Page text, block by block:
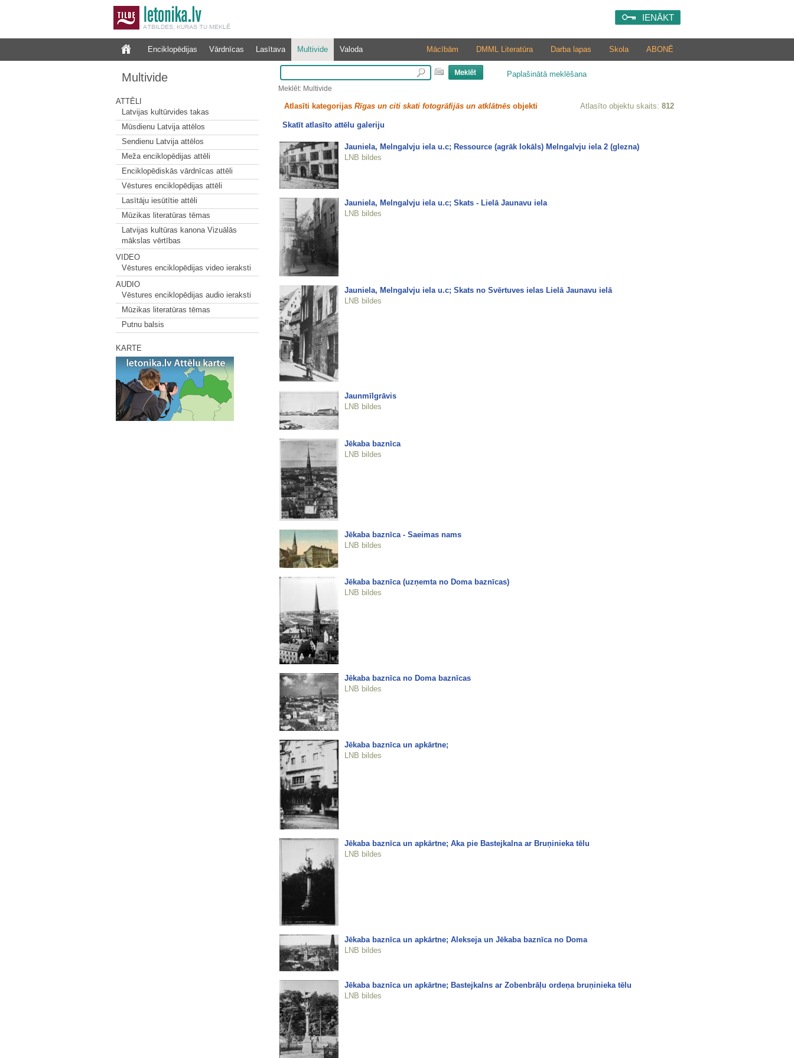
IENĀKT
Enciklopēdijas Vārdnīcas Lasītava Multivide Valoda ABONĒ
Skola
Darba lapas
DMML Literatūra
Mācībām
Multivide
ATTĒLI
Latvijas kultūrvides takas
Mūsdienu Latvija attēlos
Sendienu Latvija attēlos
Meža enciklopēdijas attēli
Enciklopēdiskās vārdnīcas attēli
Vēstures enciklopēdijas attēli
Lasītāju iesūtītie attēli
Mūzikas literatūras tēmas
Latvijas kultūras kanona Vizuālās
mākslas vērtības
VIDEO
Vēstures enciklopēdijas video ieraksti
AUDIO
Vēstures enciklopēdijas audio ieraksti
Mūzikas literatūras tēmas
Putnu balsis
KARTE
Paplašinātā meklēšana
Meklēt: Multivide
Atlasīti kategorijas Rīgas un citi skati fotogrāfijās un atklātnēsobjekti Atlasīto objektu skaits: 812
Skatīt atlasīto attēlu galeriju
Jauniela, Melngalvju iela u.c; Ressource (agrāk lokāls) Melngalvju iela 2 (glezna)
LNB bildes
Jauniela, Melngalvju iela u.c; Skats - Lielā Jaunavu iela
LNB bildes
Jauniela, Melngalvju iela u.c; Skats no Svērtuves ielas Lielā Jaunavu ielā
LNB bildes
Jaunmīlgrāvis
LNB bildes
Jēkaba baznīca
LNB bildes
Jēkaba baznīca - Saeimas nams
LNB bildes
Jēkaba baznīca (uzņemta no Doma baznīcas)
LNB bildes
Jēkaba baznīca no Doma baznīcas
LNB bildes
Jēkaba baznīca un apkārtne;
LNB bildes
Jēkaba baznīca un apkārtne; Aka pie Bastejkalna ar Bruņinieka tēlu
LNB bildes
Jēkaba baznīca un apkārtne; Alekseja un Jēkaba baznīca no Doma
LNB bildes
Jēkaba baznīca un apkārtne; Bastejkalns ar Zobenbrāļu ordeņa bruņinieka tēlu
LNB bildes